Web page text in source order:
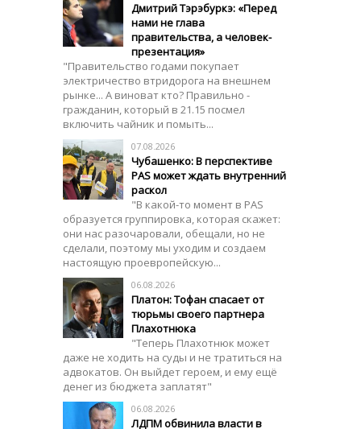
Дмитрий Тэрэбуркэ: «Перед
нами не глава
правительства, а человек-
презентация»
"Правительство годами покупает
электричество втридорога на внешнем
рынке... А виноват кто? Правильно -
гражданин, который в 21.15 посмел
включить чайник и помыть...
07.08.2026
Чубашенко: В перспективе
PAS может ждать внутренний
раскол
"В какой-то момент в PAS
образуется группировка, которая скажет:
они нас разочаровали, обещали, но не
сделали, поэтому мы уходим и создаем
настоящую проевропейскую...
06.08.2026
Платон: Тофан спасает от
тюрьмы своего партнера
Плахотнюка
"Теперь Плахотнюк может
даже не ходить на суды и не тратиться на
адвокатов. Он выйдет героем, и ему ещё
денег из бюджета заплатят"
06.08.2026
ЛДПМ обвинила власти в